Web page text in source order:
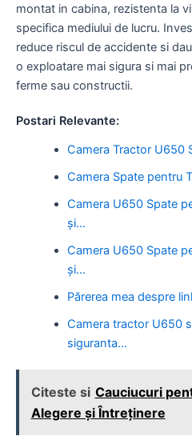
montat in cabina, rezistenta la
specifica mediului de lucru.
reduce riscul de accidente si
o exploatare mai sigura si mai
ferme sau constructii.
Postari Relevante:
Camera Tractor U650
Camera Spate pentru
Camera U650 Spate
și…
Camera U650 Spate
și…
Părerea mea despre
Camera tractor U650
siguranta…
Citeste si Cauciucuri
Alegere și Întreținere